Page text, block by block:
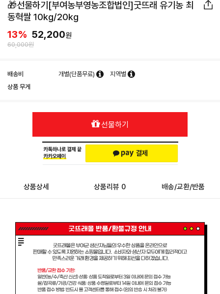
🎁선물하기[부여농부영농조합법인]굿뜨래 유기농 최
동혁쌀 10kg/20kg
13% 52,200원
60,000원
배송비 개별(단품무료)
지역별
상품 무게
선물하기
상품상세 상품리뷰 0 배송/교환/반품